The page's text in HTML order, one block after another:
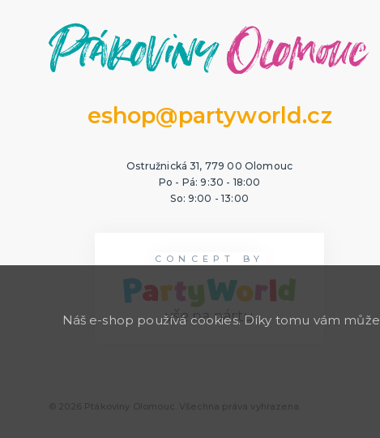
eshop@partyworld.cz
Ostružnická 31, 779 00 Olomouc
Po - Pá: 9:30 - 18:00
So: 9:00 - 13:00
CONCEPT BY
© 2026 Ptákoviny Olomouc. Všechna práva vyhrazena.
Náš e-shop používá cookies. Díky tomu vám